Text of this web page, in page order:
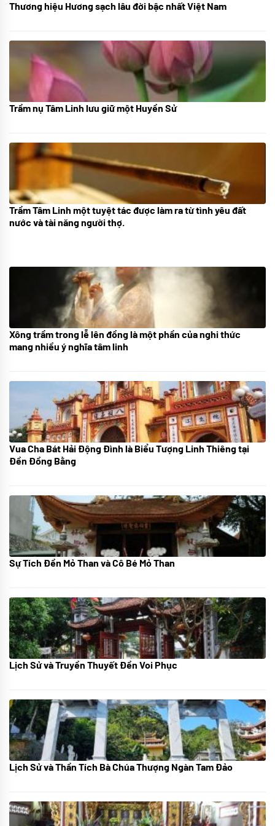
18/10/2025
Thương hiệu Hương sạch lâu đời bậc nhất Việt Nam
05/10/2025
Trầm nụ Tâm Linh lưu giữ một Huyền Sử
09/06/2024
Trầm Tâm Linh một tuyệt tác được làm ra từ tình yêu đất
nước và tài năng người thợ.
21/07/2024
Xông trầm trong lễ lên đồng là một phần của nghi thức
mang nhiều ý nghĩa tâm linh
08/07/2024
Vua Cha Bát Hải Động Đình là Biểu Tượng Linh Thiêng tại
Đền Đồng Bằng
08/07/2024
Sự Tích Đền Mỏ Than và Cô Bé Mỏ Than
07/07/2024
Lịch Sử và Truyền Thuyết Đền Voi Phục
05/07/2024
Lịch Sử và Thần Tích Bà Chúa Thượng Ngàn Tam Đảo